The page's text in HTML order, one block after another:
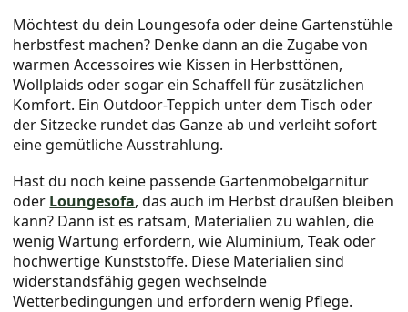
Möchtest du dein Loungesofa oder deine Gartenstühle
herbstfest machen? Denke dann an die Zugabe von
warmen Accessoires wie Kissen in Herbsttönen,
Wollplaids oder sogar ein Schaffell für zusätzlichen
Komfort. Ein Outdoor-Teppich unter dem Tisch oder
der Sitzecke rundet das Ganze ab und verleiht sofort
eine gemütliche Ausstrahlung.
Hast du noch keine passende Gartenmöbelgarnitur
oder Loungesofa, das auch im Herbst draußen bleiben
kann? Dann ist es ratsam, Materialien zu wählen, die
wenig Wartung erfordern, wie Aluminium, Teak oder
hochwertige Kunststoffe. Diese Materialien sind
widerstandsfähig gegen wechselnde
Wetterbedingungen und erfordern wenig Pflege.